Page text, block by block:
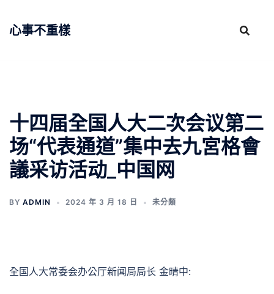
心事不重樣
十四届全国人大二次会议第二
场“代表通道”集中去九宮格會
議采访活动_中国网
BY ADMIN 2024 年 3 月 18 日 未分類
全国人大常委会办公厅新闻局局长 金晴中: